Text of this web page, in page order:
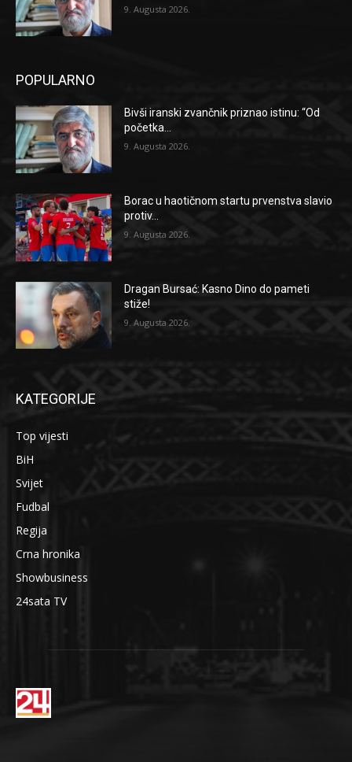
9. Augusta 2026.
POPULARNO
Bivši iranski zvančnik priznao istinu: “Od
početka...
9. Augusta 2026.
Borac u haotičnom startu prvenstva slavio
protiv...
9. Augusta 2026.
Dragan Bursać: Kasno Dino do pameti
stiže!
9. Augusta 2026.
KATEGORIJE
Top vijesti
BiH
Svijet
Fudbal
Regija
Crna hronika
Showbusiness
24sata TV